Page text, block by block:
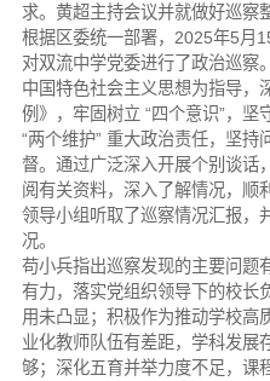
求。黄超主持会议并就做好巡察
根据区委统一部署，2025年5月
对双流中学党委进行了政治巡察
中国特色社会主义思想为指导，
例》，牢固树立 “四个意识”，
“两个维护” 重大政治责任，坚
督。通过广泛深入开展个别谈话
阅有关资料，深入了解情况，顺
领导小组听取了巡察情况汇报，
况。
苟小兵指出巡察发现的主要问题
有力，落实党组织领导下的校长
用未凸显；积极作为推动学校高
业化教师队伍有差距，学科发展
够；深化五育并举力度不足，课